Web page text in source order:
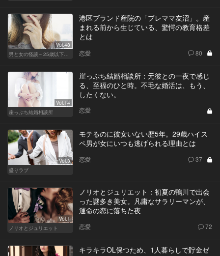
Vol.48
男と女の怪談～25歳以下閲覧禁止～
港区ブランド産院の「プレママ友沼」。産
まれる前から生じている、驚愕の教育格差
とは
恋愛 80
Vol.14
崖っぷち結婚相談所
崖っぷち結婚相談所：元彼との一夜で感じ
る、至福のひと時。不毛な婚活は、もう、
したくない。
恋愛
Vol.3
盛りラブ
モテるのに彼女いない歴5年。29歳ハイス
ペ男が女にいつも逃げられる理由とは
恋愛 37
Vol.1
ノリオとジュリエット
ノリオとジュリエット：初夏の鴨川で出会
った謎多き美女。凡庸なサラリーマンが、
運命の恋に落ちた夜
恋愛 72
キラキラOL保つため、1人暮らしで貯金ゼ